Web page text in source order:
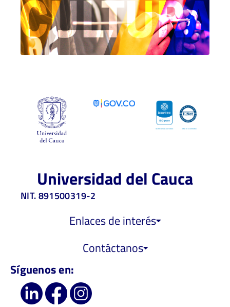
Universidad del Cauca
NIT. 891500319-2
Enlaces de interés
Contáctanos
Síguenos en: